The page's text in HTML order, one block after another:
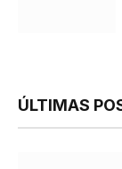
ÚLTIMAS